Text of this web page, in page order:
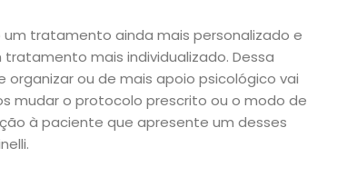
tratamento ainda mais personalizado e
mais individualizado. Dessa
ou de mais apoio psicológico vai
mudar o protocolo prescrito ou o modo de
à paciente que apresente um desses